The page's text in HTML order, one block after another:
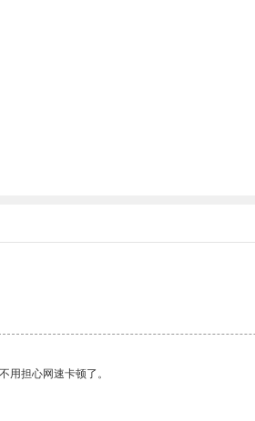
用担心网速卡顿了。